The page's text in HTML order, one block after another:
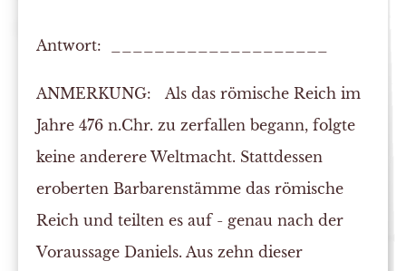
Antwort: ____________________
ANMERKUNG: Als das römische Reich im
Jahre 476 n.Chr. zu zerfallen begann, folgte
keine anderere Weltmacht. Stattdessen
eroberten Barbarenstämme das römische
Reich und teilten es auf - genau nach der
Voraussage Daniels. Aus zehn dieser